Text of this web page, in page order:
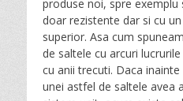
produse noi, spre
doar rezistente dar si cu
superior. Asa cum
de saltele cu arcuri
cu anii trecuti. Daca
unei astfel de saltele avea